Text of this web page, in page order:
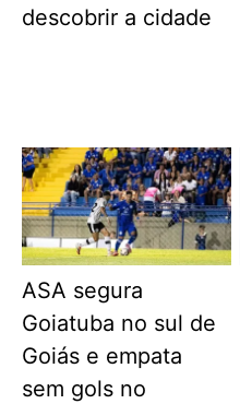
descobrir a cidade
ASA segura
Goiatuba no sul de
Goiás e empata
sem gols no